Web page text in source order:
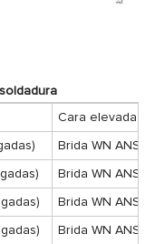
Cara elevada
Brida WN ANSI
Brida WN ANSI
Brida WN ANSI
Brida WN ANSI